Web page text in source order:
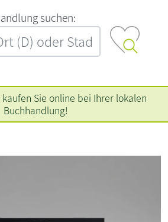
‍s‍u‍c‍h‍e‍n‍:‍
kaufen Sie online bei Ihrer lokalen
Buchhandlung!